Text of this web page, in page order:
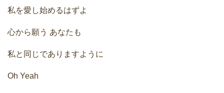
私を愛し始めるはずよ
心から願う あなたも
私と同じでありますように
Oh Yeah